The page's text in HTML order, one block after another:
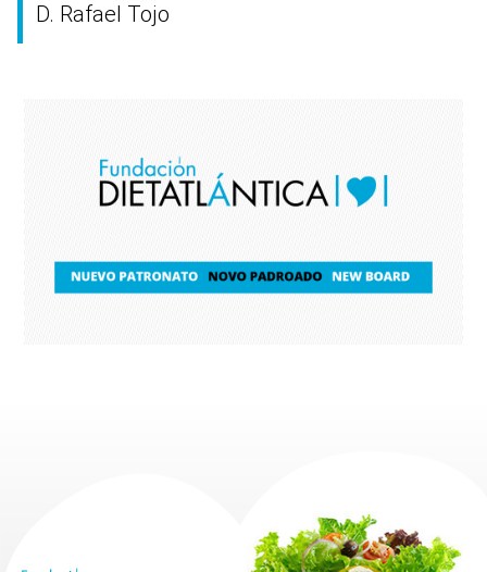
D. Rafael Tojo